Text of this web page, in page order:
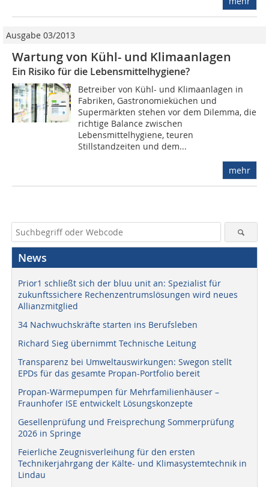
Ausgabe 03/2013
Wartung von Kühl- und Klimaanlagen
Ein Risiko für die Lebensmittelhygiene?
Betreiber von Kühl- und Klimaanlagen in
Fabriken, Gastronomieküchen und
Supermärkten stehen vor dem Dilemma, die
richtige Balance zwischen
Lebensmittelhygiene, teuren
Stillstandzeiten und dem...
mehr
News
Prior1 schließt sich der bluu unit an: Spezialist für
zukunftssichere Rechenzentrumslösungen wird neues
Allianzmitglied
34 Nachwuchskräfte starten ins Berufsleben
Richard Sieg übernimmt Technische Leitung
Transparenz bei Umweltauswirkungen: Swegon stellt
EPDs für das gesamte Propan-Portfolio bereit
Propan-Wärmepumpen für Mehrfamilienhäuser –
Fraunhofer ISE entwickelt Lösungskonzepte
Gesellenprüfung und Freisprechung Sommerprüfung
2026 in Springe
Feierliche Zeugnisverleihung für den ersten
Technikerjahrgang der Kälte- und Klimasystemtechnik in
Lindau